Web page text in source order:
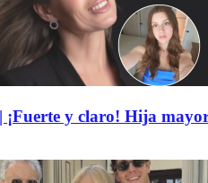
¡Fuerte y claro! Hija